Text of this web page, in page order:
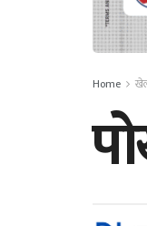
Home